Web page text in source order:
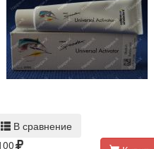
В сравнение